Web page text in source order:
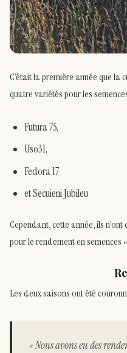
C’était la première année que la
quatre variétés pour les
Futura 75,
Uso31,
Fedora 17
et Secuieni Jubileu
Cependant, cette année, ils
pour le rendement en semences
Les deux saisons ont été
« Nous avons eu des